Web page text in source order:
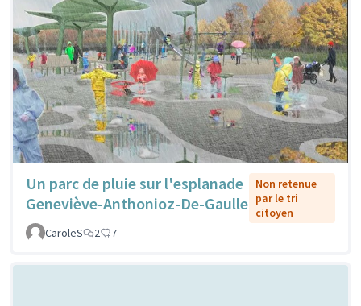
Un parc de pluie sur l'esplanade
Geneviève-Anthonioz-De-Gaulle
Non retenue
par le tri
citoyen
CaroleS
2 7